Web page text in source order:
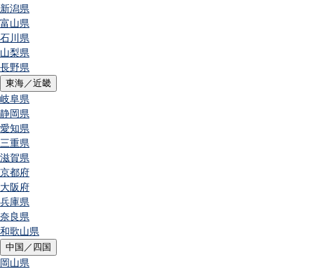
新潟県
富山県
石川県
山梨県
長野県
東海／近畿
岐阜県
静岡県
愛知県
三重県
滋賀県
京都府
大阪府
兵庫県
奈良県
和歌山県
中国／四国
岡山県